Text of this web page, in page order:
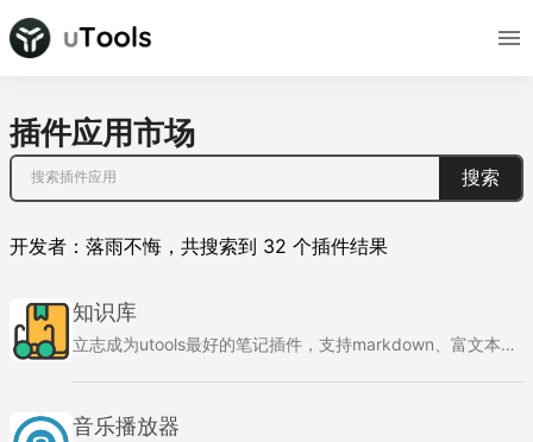
插件应用市场
搜索
开发者： 落雨不悔 ， 共搜索到 32 个插件结果
知识库
立志成为utools最好的笔记插件，支持markdown、富文本、代码、思维导图、流程图、表格笔记，支持文件夹形式组织自己的笔记结构。支持markdown模板。支持待办、卡片布局、日历布局。
音乐播放器